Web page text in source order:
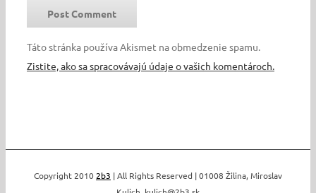
Táto stránka používa Akismet na obmedzenie spamu.
Zistite, ako sa spracovávajú údaje o vašich komentároch.
Copyright 2010 2b3 | All Rights Reserved | 01008 Žilina, Miroslav